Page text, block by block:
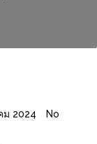
ม 2024
No